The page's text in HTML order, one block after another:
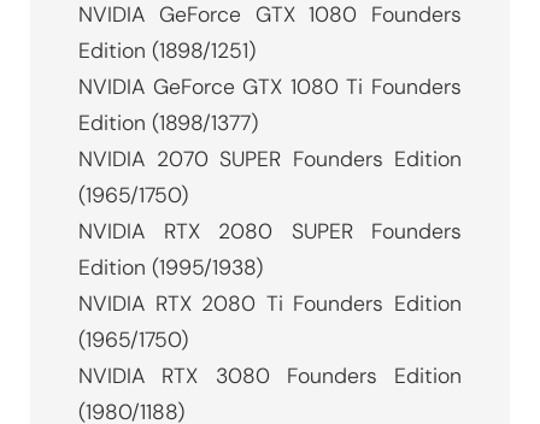
NVIDIA GeForce GTX 1080 Founders
Edition (1898/1251)
NVIDIA GeForce GTX 1080 Ti Founders
Edition (1898/1377)
NVIDIA 2070 SUPER Founders Edition
(1965/1750)
NVIDIA RTX 2080 SUPER Founders
Edition (1995/1938)
NVIDIA RTX 2080 Ti Founders Edition
(1965/1750)
NVIDIA RTX 3080 Founders Edition
(1980/1188)